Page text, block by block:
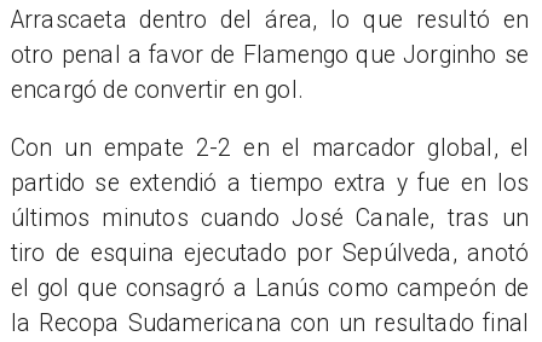
Arrascaeta dentro del área, lo que resultó en
otro penal a favor de Flamengo que Jorginho se
encargó de convertir en gol.
Con un empate 2-2 en el marcador global, el
partido se extendió a tiempo extra y fue en los
últimos minutos cuando José Canale, tras un
tiro de esquina ejecutado por Sepúlveda, anotó
el gol que consagró a Lanús como campeón de
la Recopa Sudamericana con un resultado final